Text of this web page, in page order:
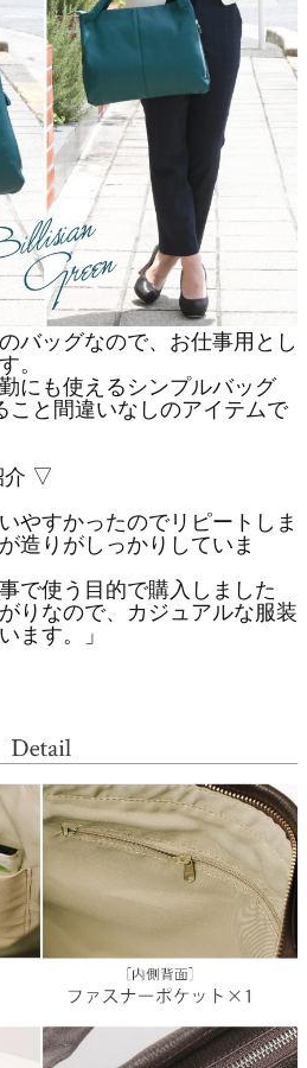
バッグなので、お仕事用とし
。
にも使えるシンプルバッグ
こと間違いなしのアイテムで
介 ▽
やすかったのでリピートしま
造りがしっかりしていま
で使う目的で購入しました
りなので、カジュアルな服装
ます。」